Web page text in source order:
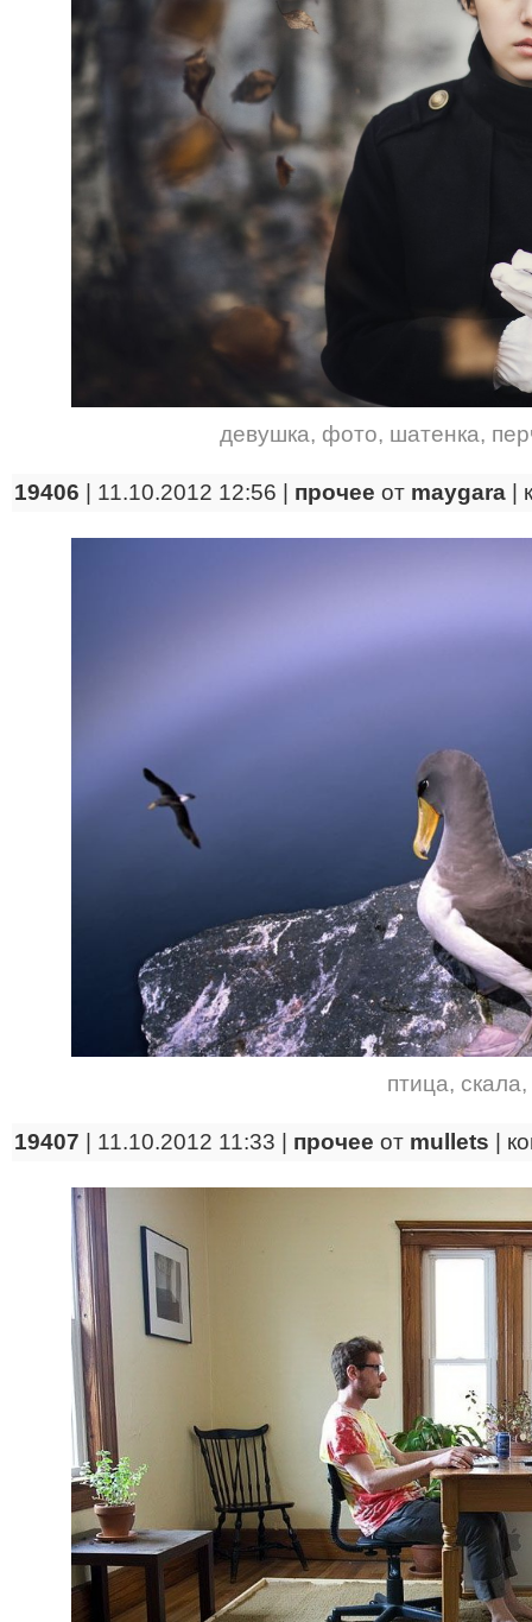
девушка, фото, шатенка,
19406 | 11.10.2012 12:56 | прочее от maygara
птица, скала,
19407 | 11.10.2012 11:33 | прочее от mullets